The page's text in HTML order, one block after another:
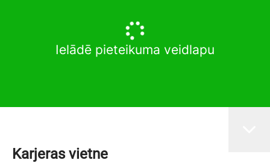
Ielādē pieteikuma veidlapu
Karjeras vietne